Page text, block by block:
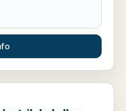
eller showroom för